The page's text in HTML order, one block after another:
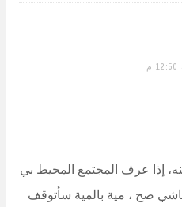
إذا عرف المجتمع المحيط بي
صح ، مية بالمية سأتوقف